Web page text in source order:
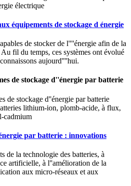
électrique
équipements de stockage d énergie
de stocker de l''''énergie afin de la
fil du temps, ces systèmes ont évolué
aujourd''''hui.
de stockage d''énergie par batterie
de stockage d''énergie par batterie
lithium-ion, plomb-acide, à flux,
cadmium
par batterie : innovations
de la technologie des batteries, à
artificielle, à l''amélioration de la
aux micro-réseaux et aux